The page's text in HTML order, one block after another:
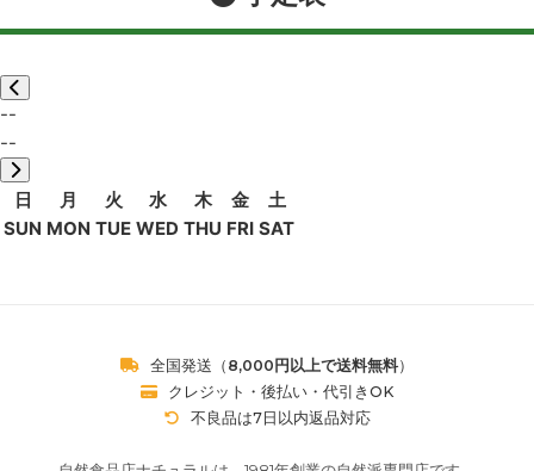
--
--
日
SUN
月
MON
火
TUE
水
WED
木
THU
金
FRI
土
SAT
全国発送（ 8,000円以上で送料無料）
クレジット・後払い・代引きOK
不良品は7日以内返品対応